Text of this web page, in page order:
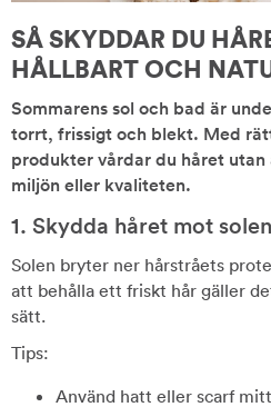
SÅ SKYDDAR DU
HÅLLBART OCH
Sommarens sol och bad är
torrt, frissigt och blekt. Med
produkter vårdar du håret
miljön eller kvaliteten.
1. Skydda håret mot
Solen bryter ner hårstråets
att behålla ett friskt hår gäller
sätt.
Tips:
Använd hatt eller scarf